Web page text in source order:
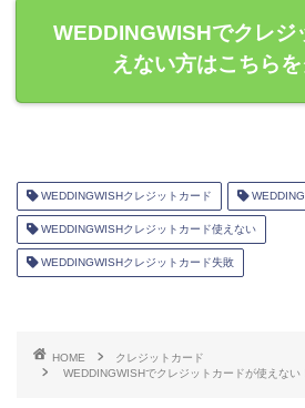
WEDDINGWISHでクレジ
えない方はこちら
WEDDINGWISHクレジットカード
WEDDINGWISHクレジットカード使えない
WEDDINGWISHクレジットカード失敗
HOME
クレジットカード
WEDDINGWISHでクレジットカードが使えない